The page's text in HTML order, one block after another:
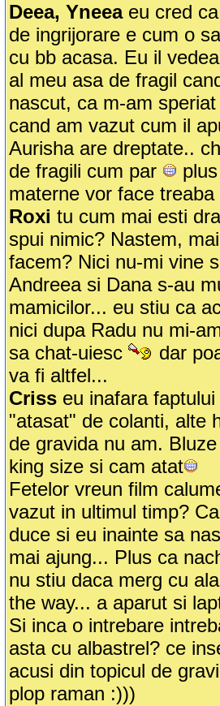
Deea, Yneeaeu cred
de ingrijorare e cum o
cu bb acasa. Eu il
al meu asa de fragil
nascut, ca m-am
cand am vazut cum il
Aurisha are dreptate..
de fragili cum par
materne vor face
Roxi tu cum mai esti
spui nimic? Nastem,
facem? Nici nu-mi vine
Andreea si Dana s-au
mamicilor... eu stiu ca
nici dupa Radu nu mi-
sa chat-uiesc
dar
va fi altfel...
Criss eu inafara
"atasat" de colanti, alte
de gravida nu am.
king size si cam atat
Fetelor vreun film
vazut in ultimul timp?
duce si eu inainte sa
mai ajung... Plus ca
nu stiu daca merg cu
the way... a aparut si
Si inca o intrebare
asta cu albastrel? ce
acusi din topicul de
plop raman :)))